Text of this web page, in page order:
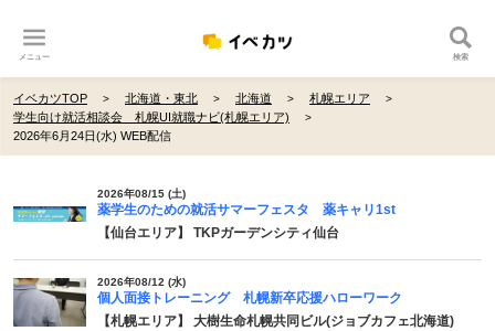
メニュー 検索
イベカツTOP 北海道・東北 北海道
札幌エリア
学生向け就活相談会 札幌UI就職ナビ(札幌エリア)
2026年6月24日(水) WEB配信
2026年08/15 (土)
薬学生のための就活サマーフェスタ 薬キャリ1st
【仙台エリア】 TKPガーデンシティ仙台
2026年08/12 (水)
個人面接トレーニング 札幌新卒応援ハローワーク
【札幌エリア】 大樹生命札幌共同ビル(ジョブカフェ北海道)